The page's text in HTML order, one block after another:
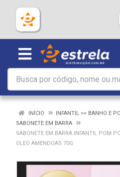
INÍCIO
INFANTIL >> BANHO E
SABONETE EM BARRA
SABONETE EM BARRA INFANTIL POM
OLEO AMENDOAS 70G